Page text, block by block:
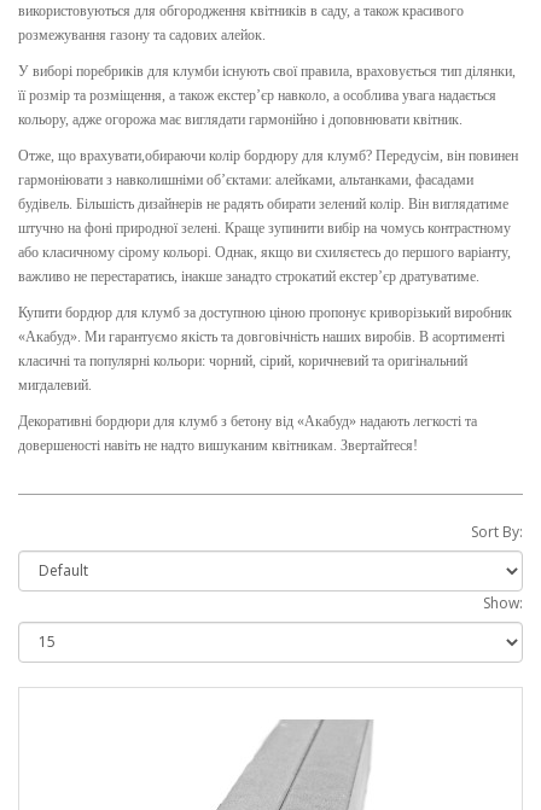
використовуються для обгородження квітників в саду, а також красивого
розмежування газону та садових алейок.
У виборі поребриків для клумби існують свої правила, враховується тип ділянки,
її розмір та розміщення, а також екстер’єр навколо, а особлива увага надається
кольору, адже огорожа має виглядати гармонійно і доповнювати квітник.
Отже, що врахувати,обираючи колір бордюру для клумб? Передусім, він повинен
гармоніювати з навколишніми об’єктами: алейками, альтанками, фасадами
будівель. Більшість дизайнерів не радять обирати зелений колір. Він виглядатиме
штучно на фоні природної зелені. Краще зупинити вибір на чомусь контрастному
або класичному сірому кольорі. Однак, якщо ви схиляєтесь до першого варіанту,
важливо не перестаратись, інакше занадто строкатий екстер’єр дратуватиме.
Купити бордюр для клумб за доступною ціною пропонує криворізький виробник
«Акабуд». Ми гарантуємо якість та довговічність наших виробів. В асортименті
класичні та популярні кольори: чорний, сірий, коричневий та оригінальний
мигдалевий.
Декоративні бордюри для клумб з бетону від «Акабуд» надають легкості та
довершеності навіть не надто вишуканим квітникам. Звертайтеся!
Sort By:
Show: